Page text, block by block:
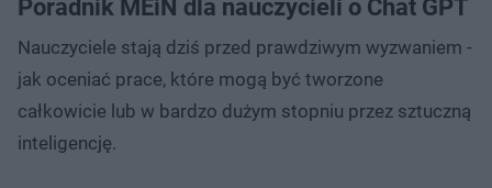
Poradnik MEiN dla nauczycieli o Chat GPT
Nauczyciele stają dziś przed prawdziwym wyzwaniem -
jak oceniać prace, które mogą być tworzone
całkowicie lub w bardzo dużym stopniu przez sztuczną
inteligencję.